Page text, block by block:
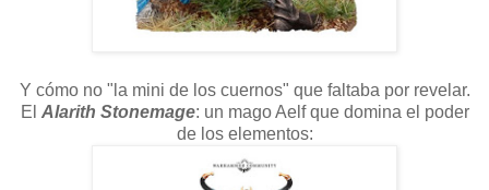
Y cómo no "la mini de los cuernos" que faltaba por revelar.
El Alarith Stonemage: un mago Aelf que domina el poder
de los elementos: